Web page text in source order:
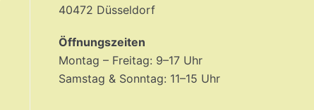
40472 Düsseldorf
Öffnungszeiten
Montag – Freitag: 9–17 Uhr
Samstag & Sonntag: 11–15 Uhr